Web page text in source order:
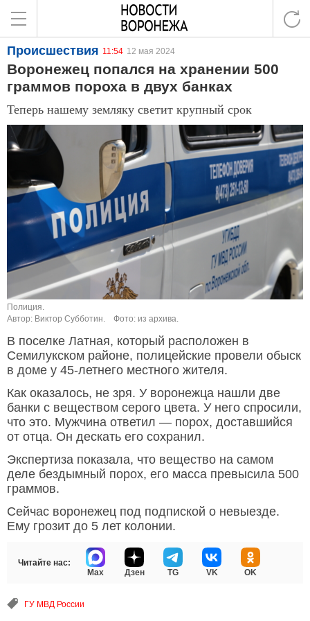
Происшествия 11:54 12 мая 2024
Воронежец попался на хранении 500
граммов пороха в двух банках
Теперь нашему земляку светит крупный срок
Полиция.
Автор: Виктор Субботин.
Фото: из архива.
В поселке Латная, который расположен в
Семилукском районе, полицейские провели обыск
в доме у 45-летнего местного жителя.
Как оказалось, не зря. У воронежца нашли две
банки с веществом серого цвета. У него спросили,
что это. Мужчина ответил — порох, доставшийся
от отца. Он дескать его сохранил.
Экспертиза показала, что вещество на самом
деле бездымный порох, его масса превысила 500
граммов.
Сейчас воронежец под подпиской о невыезде.
Ему грозит до 5 лет колонии.
Читайте нас:
Max
Дзен TG VK OK
ГУ МВД России